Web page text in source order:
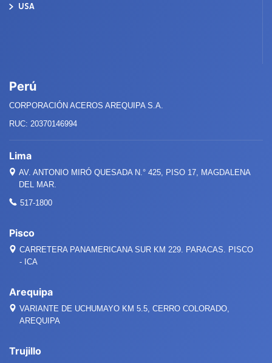
USA
Perú
CORPORACIÓN ACEROS AREQUIPA S.A.
RUC: 20370146994
Lima
AV. ANTONIO MIRÓ QUESADA N.° 425, PISO 17, MAGDALENA
DEL MAR.
517-1800
Pisco
CARRETERA PANAMERICANA SUR KM 229. PARACAS. PISCO
- ICA
Arequipa
VARIANTE DE UCHUMAYO KM 5.5, CERRO COLORADO,
AREQUIPA
Trujillo